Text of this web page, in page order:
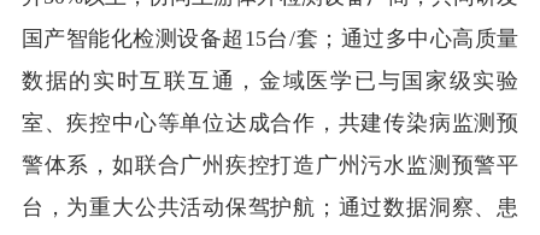
国产智能化检测设备超15台/套；通过多中心高质量
数据的实时互联互通，金域医学已与国家级实验
室、疾控中心等单位达成合作，共建传染病监测预
警体系，如联合广州疾控打造广州污水监测预警平
台，为重大公共活动保驾护航；通过数据洞察、患